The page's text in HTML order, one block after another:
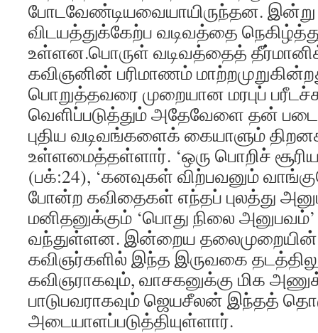
போடவேண்டியவையாயிருந்தன. இன்று
விடயத்துக்கேற்ப வடிவத்தை
உள்ளன.பொருள் வடிவத்தைத்
கவிஞனின் பரிமாணம்
பொறுத்தவரை முறையான மரபுப்
வெளிப்படுத்தும் அதேவேளை தன்
புதிய வடிவங்களைக் கையாளும்
உள்ளமைத்தள்ளார். ‘ஒரு பொறிச்
(பக்:24), ‘கனவுகள் விற்பவனும்
போன்ற கவிதைகள் எந்தப் புலத்து
மனிதனுக்கும் ‘பொது நிலை
வந்துள்ளன. இன்றைய தலைமுறையின்
கவிஞர்களில் இந்த இருவகை
கவிஞராகவும், வாசகனுக்கு மிக
பாடுபவராகவும் ஜெயசீலன் இந்தத்
அடையாளப்படுத்தியுள்ளார்.